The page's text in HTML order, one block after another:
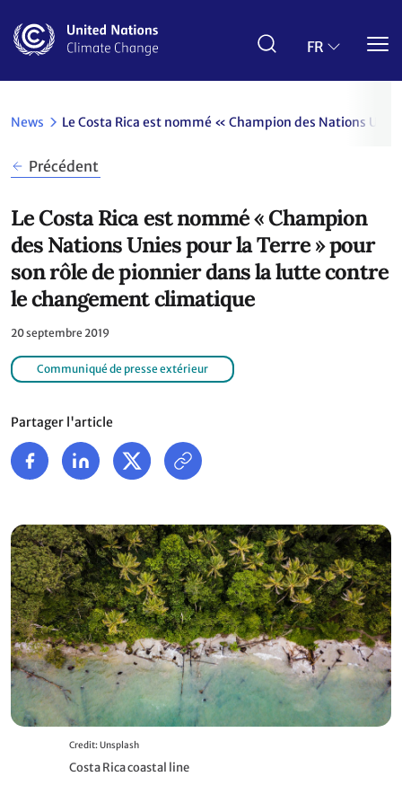
au
contenu
FR
News Le Costa Rica est nommé « Champion des Nations
Précédent
Le Costa Rica est nommé « Champion
des Nations Unies pour la Terre » pour
son rôle de pionnier dans la lutte contre
le changement climatique
20 septembre 2019
Communiqué de presse extérieur
Partager l'article
Credit: Unsplash
Costa Rica coastal line